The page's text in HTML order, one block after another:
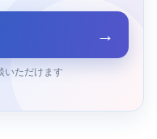
→
いただけます